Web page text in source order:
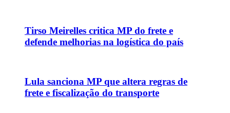
Tirso Meirelles critica MP do frete e
defende melhorias na logística do país
Lula sanciona MP que altera regras de
frete e fiscalização do transporte